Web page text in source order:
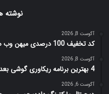
نوشته
آگوست 8, 2026
کد تخفیف 100 درصدی میهن وب هاست واقعی است؟
آگوست 8, 2026
4 بهترین برنامه ریکاوری گوشی بعد از ریست فکتوری+ دانلود
آگوست 6, 2026